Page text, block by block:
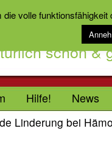
schön &
Hilfe! News
Linderung bei
volle